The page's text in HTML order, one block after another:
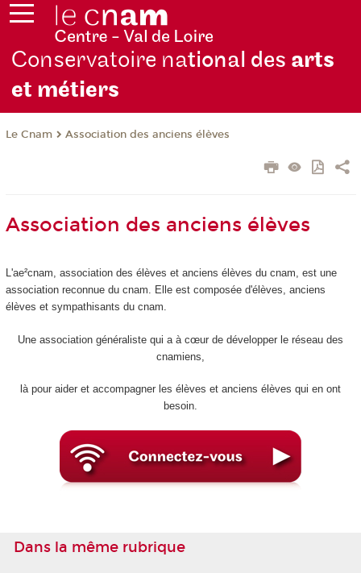
Conservatoire national des arts
et métiers
Le Cnam Association des anciens élèves
Association des anciens élèves
L'ae²cnam, association des élèves et anciens élèves du cnam, est une
association reconnue du cnam. Elle est composée d'élèves, anciens
élèves et sympathisants du cnam.
Une association généraliste qui a à cœur de développer le réseau des
cnamiens,
là pour aider et accompagner les élèves et anciens élèves qui en ont
besoin.
Dans la même rubrique